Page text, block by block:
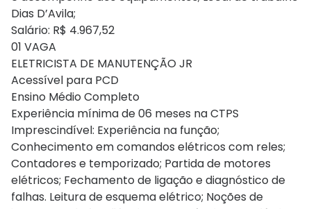
Dias D’Avila;
Salário: R$ 4.967,52
01 VAGA
ELETRICISTA DE MANUTENÇÃO JR
Acessível para PCD
Ensino Médio Completo
Experiência mínima de 06 meses na CTPS
Imprescindível: Experiência na função;
Conhecimento em comandos elétricos com reles;
Contadores e temporizado; Partida de motores
elétricos; Fechamento de ligação e diagnóstico de
falhas. Leitura de esquema elétrico; Noções de